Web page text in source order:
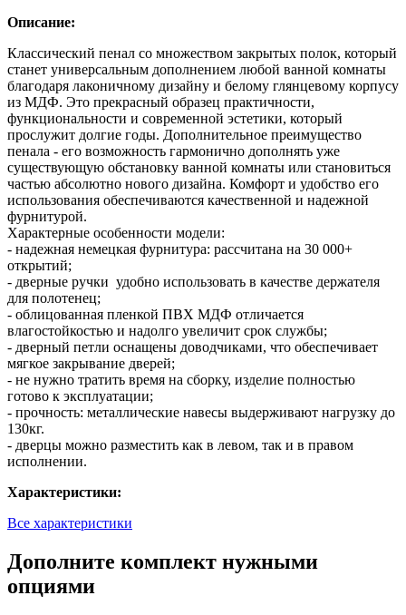
Описание:
Классический пенал со множеством закрытых полок, который
станет универсальным дополнением любой ванной комнаты
благодаря лаконичному дизайну и белому глянцевому корпусу
из МДФ. Это прекрасный образец практичности,
функциональности и современной эстетики, который
прослужит долгие годы. Дополнительное преимущество
пенала - его возможность гармонично дополнять уже
существующую обстановку ванной комнаты или становиться
частью абсолютно нового дизайна. Комфорт и удобство его
использования обеспечиваются качественной и надежной
фурнитурой.
Характерные особенности модели:
- надежная немецкая фурнитура: рассчитана на 30 000+
открытий;
- дверные ручки удобно использовать в качестве держателя
для полотенец;
- облицованная пленкой ПВХ МДФ отличается
влагостойкостью и надолго увеличит срок службы;
- дверный петли оснащены доводчиками, что обеспечивает
мягкое закрывание дверей;
- не нужно тратить время на сборку, изделие полностью
готово к эксплуатации;
- прочность: металлические навесы выдерживают нагрузку до
130кг.
- дверцы можно разместить как в левом, так и в правом
исполнении.
Характеристики:
Все характеристики
Дополните комплект нужными
опциями